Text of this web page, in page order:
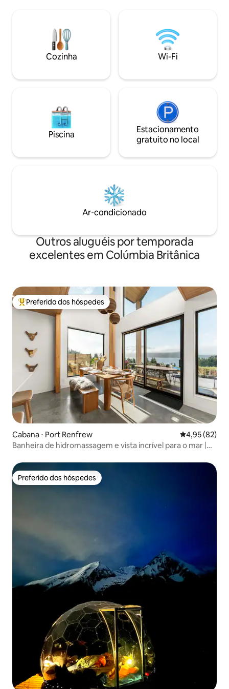
e xarope incl + quarto no loft +pet
friendly + gazebo com tela e
churrasqueira +porta de entrada para o
pé ➔ Joffre Creek
distância,
mundinho. Ou férias com amigos,
hospede um
família! Se alugar ambas as cabanas,
grupo por uma
Cozinha Wi-Fi
Piscina
Estacionamento
gratuito no local
Ar-condicionado
Outros aluguéis por temporada
excelentes em Colúmbia Britânica
Entre os melhores preferidos dos hóspedes
Preferido dos hóspedes
Cabana ⋅ Port Renfrew 4,95 de uma
4,95 (82)
Banheira de hidromassagem e vista incrível para o mar |
Preferido dos hóspedes
Preferido dos hóspedes